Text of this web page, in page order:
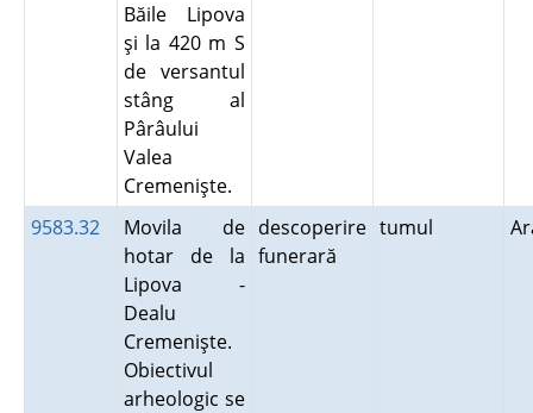
Băile Lipova
şi la 420 m S
de versantul
stâng al
Pârâului
Valea
Cremenişte.
9583.32
Movila de
hotar de la
Lipova -
Dealu
Cremenişte.
Obiectivul
arheologic se
descoperire
funerară
tumul